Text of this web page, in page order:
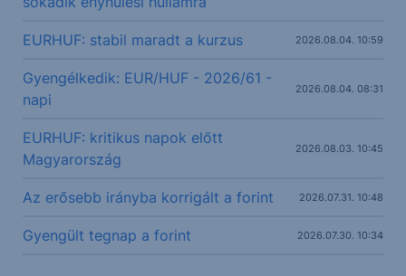
EURHUF: stabil maradt a kurzus 2026.08.04. 10:59
Gyengélkedik: EUR/HUF - 2026/61 -
napi
2026.08.04. 08:31
EURHUF: kritikus napok előtt
Magyarország
2026.08.03. 10:45
Az erősebb irányba korrigált a forint 2026.07.31. 10:48
Gyengült tegnap a forint 2026.07.30. 10:34